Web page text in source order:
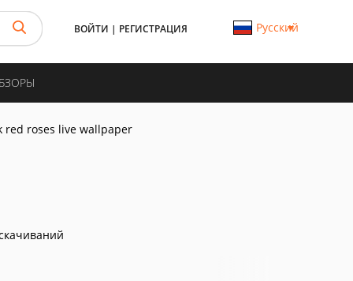
ВОЙТИ | РЕГИСТРАЦИЯ Русский
red roses live wallpaper